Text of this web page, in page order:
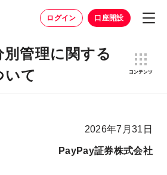
ログイン 口座開設
管理に関する
いて
2026年7月31日
PayPay証券株式会社